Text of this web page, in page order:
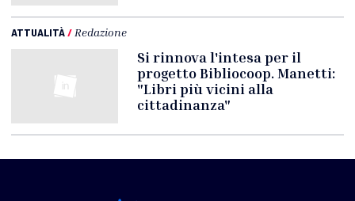
ATTUALITÀ/Redazione
Si rinnova l'intesa per il
progetto Bibliocoop. Manetti:
"Libri più vicini alla
cittadinanza"